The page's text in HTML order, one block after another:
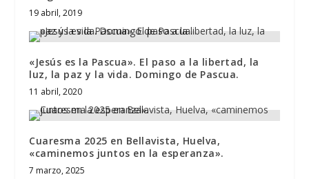
19 abril, 2019
«Jesús es la Pascua». El paso a la libertad, la
luz, la paz y la vida. Domingo de Pascua.
11 abril, 2020
Cuaresma 2025 en Bellavista, Huelva,
«caminemos juntos en la esperanza».
7 marzo, 2025